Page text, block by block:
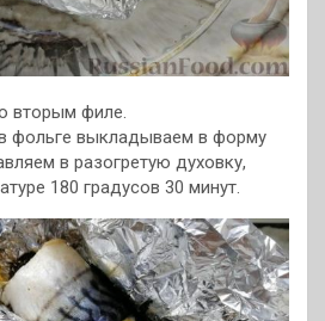
вторым филе.
фольге выкладываем в форму
в разогретую духовку,
180 градусов 30 минут.